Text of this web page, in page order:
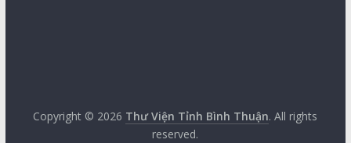
Copyright © 2026 Thư Viện Tỉnh Bình Thuận. All rights
reserved.